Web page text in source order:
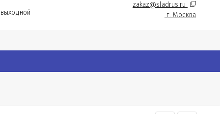
zakaz@sladrus.ru
г. Москва